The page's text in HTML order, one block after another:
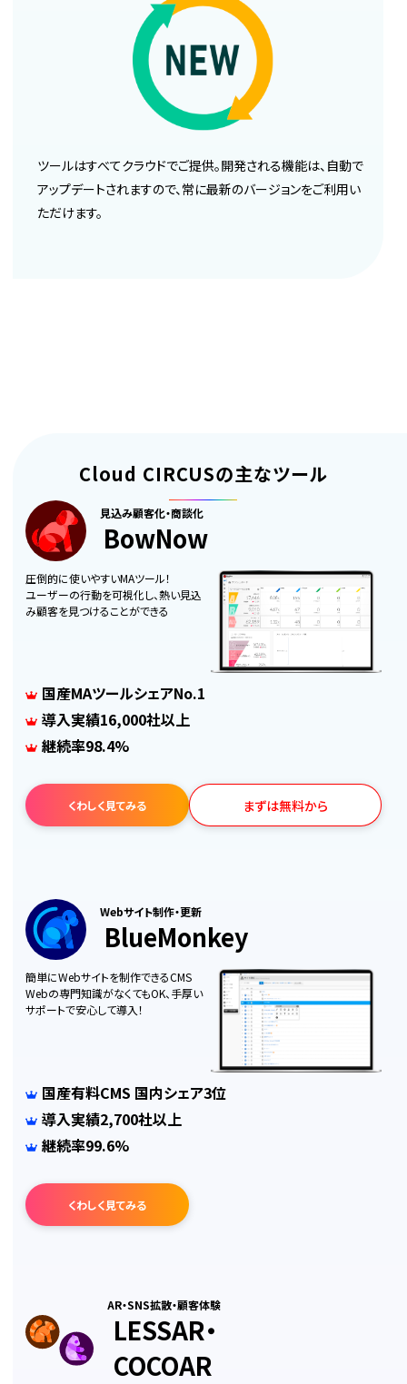
ツールはすべてクラウドでご提供。開発される機能は、自動で
アップデートされますので、常に最新のバージョンをご利用い
ただけます。
Cloud CIRCUSの主なツール
見込み顧客化・商談化
BowNow
圧倒的に使いやすいMAツール！
ユーザーの行動を可視化し、熱い見込
み顧客を見つけることができる
国産MAツールシェアNo.1
導入実績16,000社以上
継続率98.4%
くわしく見てみる まずは無料から
Webサイト制作・更新
BlueMonkey
簡単にWebサイトを制作できるCMS
Webの専門知識がなくてもOK、手厚い
サポートで安心して導入！
国産有料CMS 国内シェア3位
導入実績2,700社以上
継続率99.6%
くわしく見てみる
AR・SNS拡散・顧客体験
LESSAR・
COCOAR